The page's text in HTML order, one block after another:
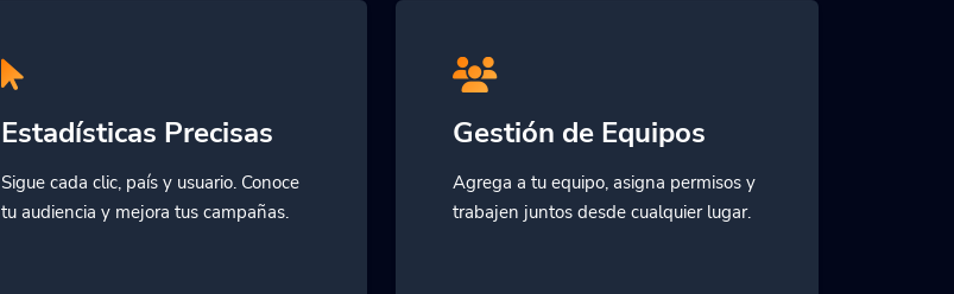
Estadísticas Precisas
Sigue cada clic, país y usuario. Conoce
tu audiencia y mejora tus campañas.
Gestión de Equipos
Agrega a tu equipo, asigna permisos y
trabajen juntos desde cualquier lugar.